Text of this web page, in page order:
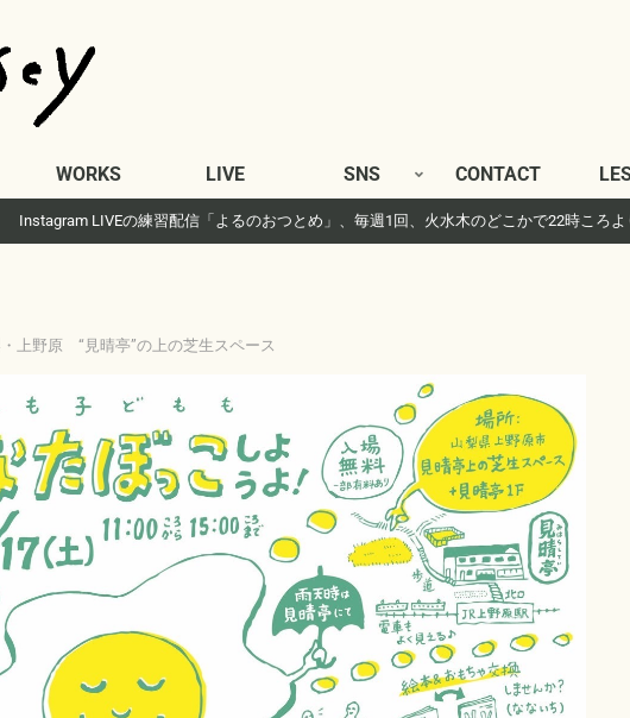
WORKS LIVE SNS CONTACT
Instagram LIVEの練習配信「よるのおつとめ」、毎週1回、火水木のどこかで22時ころよ
上野原 “見晴亭”の上の芝生スペース